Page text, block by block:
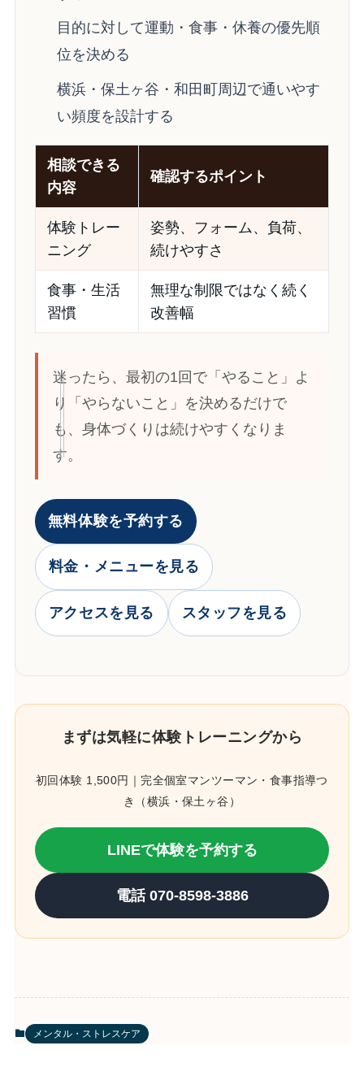
目的に対して運動・食事・休養の優先順
位を決める
横浜・保土ヶ谷・和田町周辺で通いやす
い頻度を設計する
相談できる
内容
確認するポイント
体験トレー
ニング
姿勢、フォーム、負荷、
続けやすさ
食事・生活
習慣
無理な制限ではなく続く
改善幅
迷ったら、最初の1回で「やること」よ
り「やらないこと」を決めるだけで
も、身体づくりは続けやすくなりま
す。
無料体験を予約する
料金・メニューを見る
アクセスを見る スタッフを見る
まずは気軽に体験トレーニングから
初回体験 1,500円｜完全個室マンツーマン・食事指導つ
き（横浜・保土ヶ谷）
LINEで体験を予約する
電話 070-8598-3886
メンタル・ストレスケア